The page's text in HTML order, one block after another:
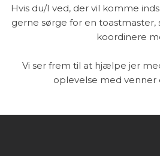
Hvis du/I ved, der vil komme
gerne sørge for en toastmaster,
koordinere
Vi ser frem til at hjælpe jer
oplevelse med venner